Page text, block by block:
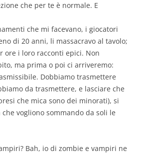
che per te è normale. E
che mi facevano, i giocatori
di 20 anni, li massacravo al tavolo;
ore i loro racconti epici. Non
ma prima o poi ci arriveremo:
Dobbiamo trasmettere
da trasmettere, e lasciare che
che mica sono dei minorati), si
che vogliono sommando da soli le
Bah, io di zombie e vampiri ne